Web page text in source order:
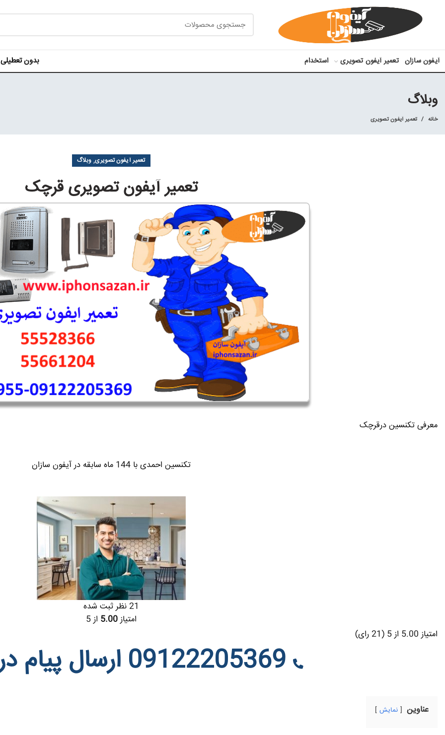
آیفون سازان تعمیر آیفون تصویری استخدام بدون تعطیلی هر
وبلاگ
خانه تعمیر آیفون تصویری
تعمیر آیفون تصویری, وبلاگ
تعمیر آیفون تصویری قرچک
معرفی تکنسین درقرچک
تکنسین احمدی با 144 ماه سابقه در آیفون سازان
21 نظر ثبت شده
امتیاز 5.00 از 5
امتیاز 5.00 از 5 (21 رای)
ارسال پیام
عناوین نمایش